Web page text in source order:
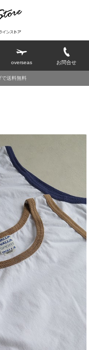
overseas お問合せ
送料無料